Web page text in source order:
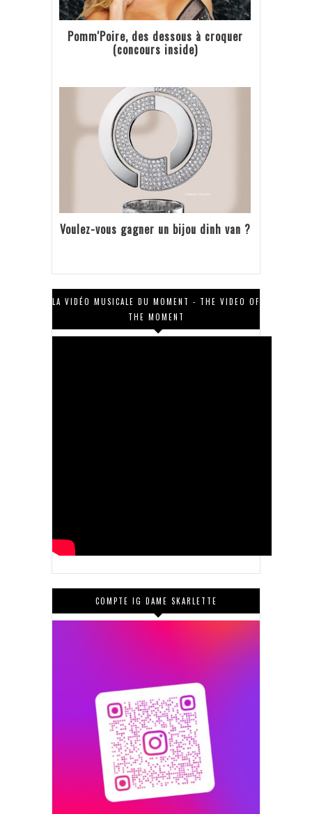
Pomm'Poire, des dessous à croquer
(concours inside)
Voulez-vous gagner un bijou dinh van ?
LA VIDÉO MUSICALE DU MOMENT - THE VIDEO OF
THE MOMENT
COMPTE IG DAME SKARLETTE